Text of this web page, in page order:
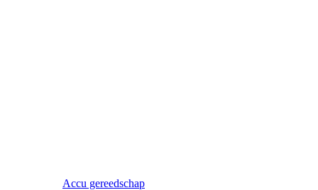
Accu gereedschap